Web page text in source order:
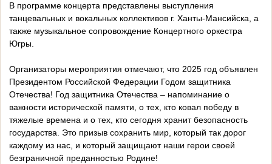
В программе концерта представлены выступления
танцевальных и вокальных коллективов г. Ханты-Мансийска, а
также музыкальное сопровождение Концертного оркестра
Югры.
Организаторы мероприятия отмечают, что 2025 год объявлен
Президентом Российской Федерации Годом защитника
Отечества! Год защитника Отечества – напоминание о
важности исторической памяти, о тех, кто ковал победу в
тяжелые времена и о тех, кто сегодня хранит безопасность
государства. Это призыв сохранить мир, который так дорог
каждому из нас, и который защищают наши герои своей
безграничной преданностью Родине!